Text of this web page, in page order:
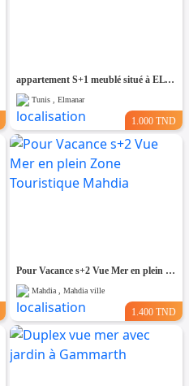
appartement S+1 meublé situé à EL Manar 1
Tunis , Elmanar
1.000 TND
Pour Vacance s+2 Vue Mer en plein Zone Touristique Mahdia
Mahdia , Mahdia ville
1.400 TND